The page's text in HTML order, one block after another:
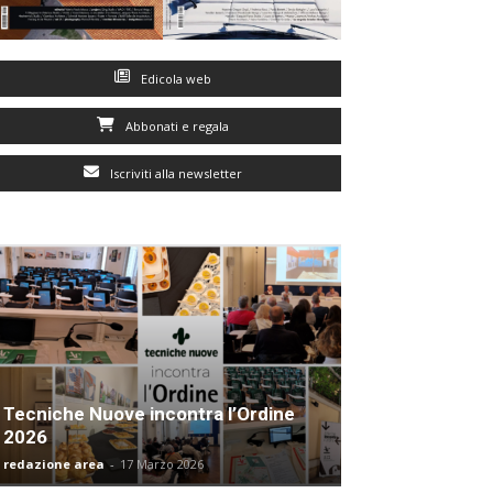
Edicola web
Abbonati e regala
Iscriviti alla newsletter
Tecniche Nuove incontra l’Ordine
2026
redazione area - 17 Marzo 2026